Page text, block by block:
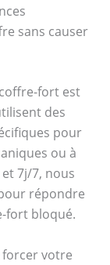
sans causer
fort est
des
pour
ou à
7j/7, nous
répondre
fort bloqué.
forcer votre